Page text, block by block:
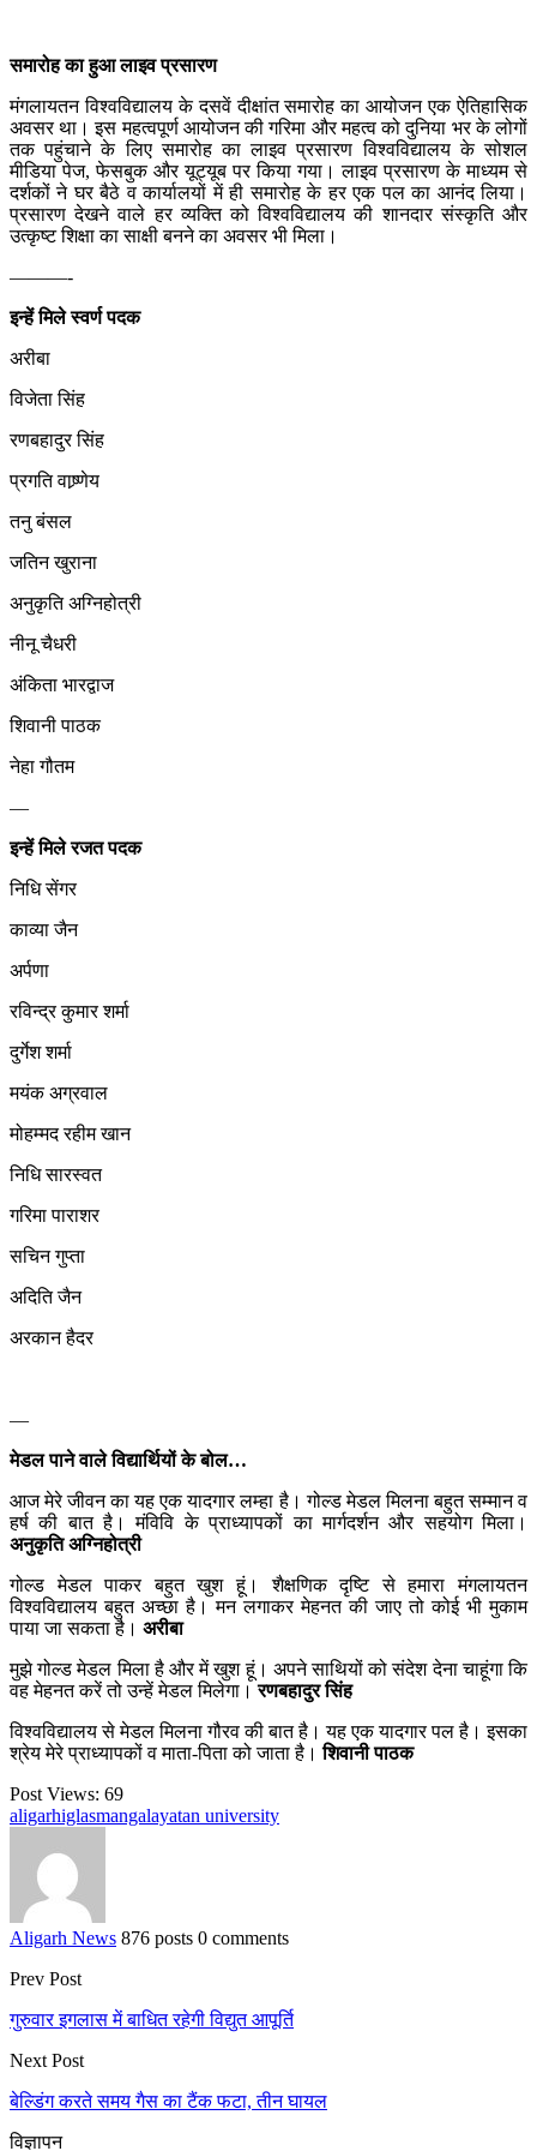
समारोह का हुआ लाइव प्रसारण
मंगलायतन विश्वविद्यालय के दसवें दीक्षांत समारोह का आयोजन एक ऐतिहासिक
अवसर था। इस महत्वपूर्ण आयोजन की गरिमा और महत्व को दुनिया भर के लोगों
तक पहुंचाने के लिए समारोह का लाइव प्रसारण विश्वविद्यालय के सोशल
मीडिया पेज, फेसबुक और यूट्यूब पर किया गया। लाइव प्रसारण के माध्यम से
दर्शकों ने घर बैठे व कार्यालयों में ही समारोह के हर एक पल का आनंद लिया।
प्रसारण देखने वाले हर व्यक्ति को विश्वविद्यालय की शानदार संस्कृति और
उत्कृष्ट शिक्षा का साक्षी बनने का अवसर भी मिला।
———-
इन्हें मिले स्वर्ण पदक
अरीबा
विजेता सिंह
रणबहादुर सिंह
प्रगति वाष्र्णेय
तनु बंसल
जतिन खुराना
अनुकृति अग्निहोत्री
नीनू चैधरी
अंकिता भारद्वाज
शिवानी पाठक
नेहा गौतम
—
इन्हें मिले रजत पदक
निधि सेंगर
काव्या जैन
अर्पणा
रविन्द्र कुमार शर्मा
दुर्गेश शर्मा
मयंक अग्रवाल
मोहम्मद रहीम खान
निधि सारस्वत
गरिमा पाराशर
सचिन गुप्ता
अदिति जैन
अरकान हैदर
—
मेडल पाने वाले विद्यार्थियों के बोल…
आज मेरे जीवन का यह एक यादगार लम्हा है। गोल्ड मेडल मिलना बहुत सम्मान व
हर्ष की बात है। मंविवि के प्राध्यापकों का मार्गदर्शन और सहयोग मिला।
अनुकृति अग्निहोत्री
गोल्ड मेडल पाकर बहुत खुश हूं। शैक्षणिक दृष्टि से हमारा मंगलायतन
विश्वविद्यालय बहुत अच्छा है। मन लगाकर मेहनत की जाए तो कोई भी मुकाम
पाया जा सकता है। अरीबा
मुझे गोल्ड मेडल मिला है और में खुश हूं। अपने साथियों को संदेश देना चाहूंगा कि
वह मेहनत करें तो उन्हें मेडल मिलेगा।रणबहादुर सिंह
विश्वविद्यालय से मेडल मिलना गौरव की बात है। यह एक यादगार पल है। इसका
श्रेय मेरे प्राध्यापकों व माता-पिता को जाता है।शिवानी पाठक
Post Views: 69
aligarhiglasmangalayatan university
Aligarh News 876 posts 0 comments
Prev Post
गुरुवार इगलास में बाधित रहेगी विद्युत आपूर्ति
Next Post
बेल्डिंग करते समय गैस का टैंक फटा, तीन घायल
विज्ञापन